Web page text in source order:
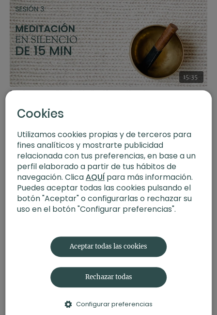
15:35
15 minutos en silencio. Meditación con Xuan Lan
Cookies
Utilizamos cookies propias y de terceros para
fines analíticos y mostrarte publicidad
relacionada con tus preferencias, en base a un
perfil elaborado a partir de tus hábitos de
navegación. ClicaAQUÍpara más información.
Puedes aceptar todas las cookies pulsando el
botón "Aceptar" o configurarlas o rechazar su
uso en el botón "Configurar preferencias".
Aceptar todas las cookies
Rechazar todas
Configurar preferencias